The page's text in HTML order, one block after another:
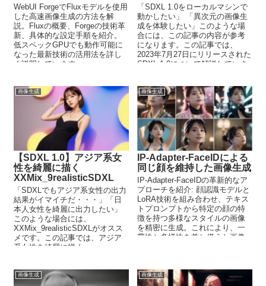
WebUI ForgeでFluxモデルを使用
した高速画像生成の方法を解
説。Fluxの概要、Forgeの技術革
新、具体的な設定手順を紹介。
低スペックGPUでも動作可能に
なった最新技術の活用法を詳し
く説明しています。
「SDXL 1.0をローカルマシンで
動かしたい」 「異次元の画像生
成を体験したい」このような場
合には、この記事の内容が参考
になります。この記事では、
2023年7月27日にリリースされた
SDXL 1.0について解説していま
画像生成
【SDXL 1.0】アジア系女
性を綺麗に描く
XXMix_9realisticSDXL
「SDXLでもアジア系女性の出力
結果がイマイチだ・・・」「日
本人女性を綺麗に出力したい」
このような場合には、
XXMix_9realisticSDXLがオスス
メです。この記事では、アジア
系女性を綺麗に描く
画像生成
IP-Adapter-FaceIDによる
同じ顔を維持した画像生成
IP-Adapter-FaceIDの革新的なア
プローチを紹介: 顔認識モデルと
LoRA技術を組み合わせ、テキス
トプロンプトから特定の顔の特
徴を持つ多様なスタイルの画像
を精密に生成。これにより、一
貫性と多様性を兼ね備えた画像
画像生成 画像生成